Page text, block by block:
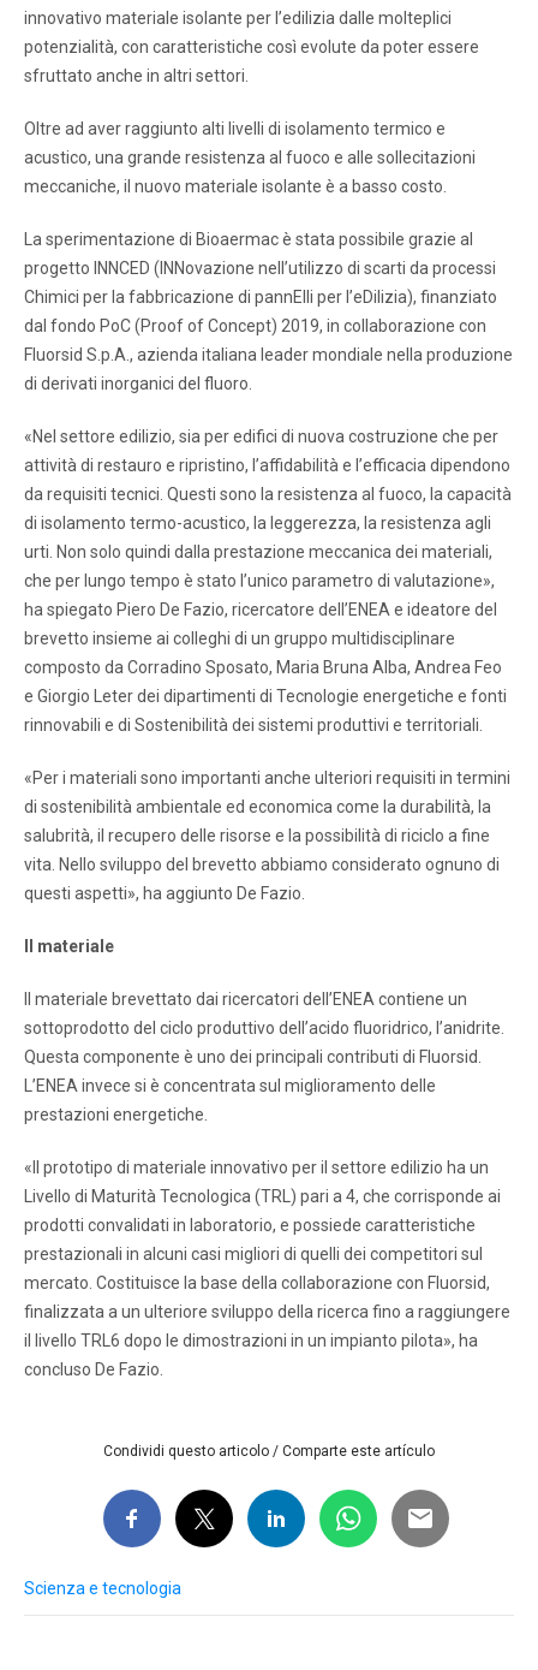
innovativo materiale isolante per l’edilizia dalle molteplici
potenzialità, con caratteristiche così evolute da poter essere
sfruttato anche in altri settori.
Oltre ad aver raggiunto alti livelli di isolamento termico e
acustico, una grande resistenza al fuoco e alle sollecitazioni
meccaniche, il nuovo materiale isolante è a basso costo.
La sperimentazione di Bioaermac è stata possibile grazie al
progetto INNCED (INNovazione nell’utilizzo di scarti da processi
Chimici per la fabbricazione di pannElli per l’eDilizia), finanziato
dal fondo PoC (Proof of Concept) 2019, in collaborazione con
Fluorsid S.p.A., azienda italiana leader mondiale nella produzione
di derivati inorganici del fluoro.
«Nel settore edilizio, sia per edifici di nuova costruzione che per
attività di restauro e ripristino, l’affidabilità e l’efficacia dipendono
da requisiti tecnici. Questi sono la resistenza al fuoco, la capacità
di isolamento termo-acustico, la leggerezza, la resistenza agli
urti. Non solo quindi dalla prestazione meccanica dei materiali,
che per lungo tempo è stato l’unico parametro di valutazione»,
ha spiegato Piero De Fazio, ricercatore dell’ENEA e ideatore del
brevetto insieme ai colleghi di un gruppo multidisciplinare
composto da Corradino Sposato, Maria Bruna Alba, Andrea Feo
e Giorgio Leter dei dipartimenti di Tecnologie energetiche e fonti
rinnovabili e di Sostenibilità dei sistemi produttivi e territoriali.
«Per i materiali sono importanti anche ulteriori requisiti in termini
di sostenibilità ambientale ed economica come la durabilità, la
salubrità, il recupero delle risorse e la possibilità di riciclo a fine
vita. Nello sviluppo del brevetto abbiamo considerato ognuno di
questi aspetti», ha aggiunto De Fazio.
Il materiale
Il materiale brevettato dai ricercatori dell’ENEA contiene un
sottoprodotto del ciclo produttivo dell’acido fluoridrico, l’anidrite.
Questa componente è uno dei principali contributi di Fluorsid.
L’ENEA invece si è concentrata sul miglioramento delle
prestazioni energetiche.
«Il prototipo di materiale innovativo per il settore edilizio ha un
Livello di Maturità Tecnologica (TRL) pari a 4, che corrisponde ai
prodotti convalidati in laboratorio, e possiede caratteristiche
prestazionali in alcuni casi migliori di quelli dei competitori sul
mercato. Costituisce la base della collaborazione con Fluorsid,
finalizzata a un ulteriore sviluppo della ricerca fino a raggiungere
il livello TRL6 dopo le dimostrazioni in un impianto pilota», ha
concluso De Fazio.
Condividi questo articolo / Comparte este artículo
Scienza e tecnologia